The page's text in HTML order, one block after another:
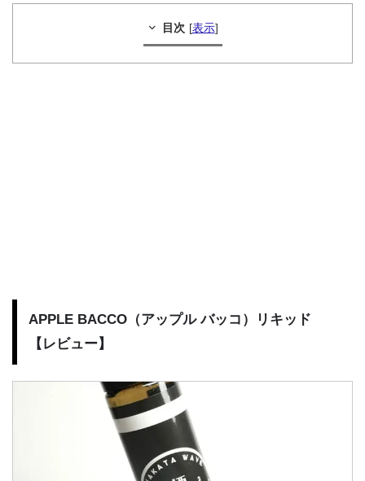
目次 [表示]
APPLE BACCO（アップル バッコ）リキッド
【レビュー】